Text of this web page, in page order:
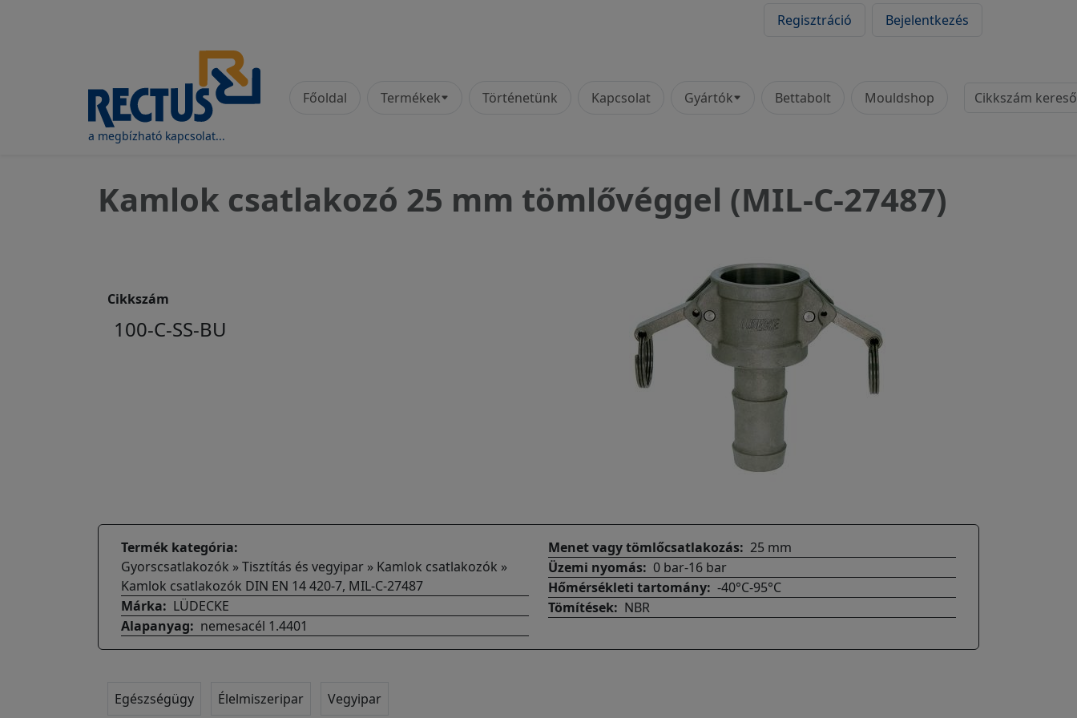
Regisztráció Bejelentkezés
a megbízható kapcsolat...
Fő navigáció
Főoldal Termékek Történetünk Kapcsolat Gyártók Bettabolt Mouldshop Cikkszám
Kamlok csatlakozó 25 mm tömlővéggel (MIL-C-27487)
Cikkszám
100-C-SS-BU
Termék kategória
Gyorscsatlakozók » Tisztítás és vegyipar » Kamlok csatlakozók »
Kamlok csatlakozók DIN EN 14 420-7, MIL-C-27487
Márka
LÜDECKE
Alapanyag
nemesacél 1.4401
Menet vagy tömlőcsatlakozás 25 mm
Üzemi nyomás
0 bar-16 bar
Hőmérsékleti tartomány -40°C-95°C
Tömítések
NBR
Egészségügy Élelmiszeripar Vegyipar